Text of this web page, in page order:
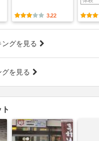
3.22
グを見る
を見る